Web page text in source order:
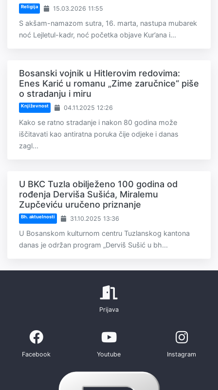
Religija 15.03.2026 11:55
S akšam-namazom sutra, 16. marta, nastupa mubarek
noć Lejletul-kadr, noć početka objave Kur’ana i...
Bosanski vojnik u Hitlerovim redovima:
Enes Karić u romanu „Zime zaručnice“ piše
o stradanju i miru
Književnost 04.11.2025 12:26
Kako se ratno stradanje i nakon 80 godina može
iščitavati kao antiratna poruka čije odjeke i danas
zagl...
U BKC Tuzla obilježeno 100 godina od
rođenja Derviša Sušića, Miralemu
Zupčeviću uručeno priznanje
Bh. aktuelnosti 31.10.2025 13:36
U Bosanskom kulturnom centru Tuzlanskog kantona
danas je održan program „Derviš Sušić u bh...
Prijava
Facebook Youtube Instagram